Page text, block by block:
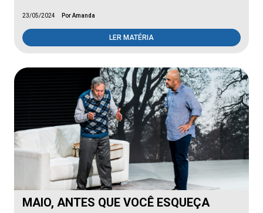
23/05/2024 Por Amanda
LER MATÉRIA
MAIO, ANTES QUE VOCÊ ESQUEÇA